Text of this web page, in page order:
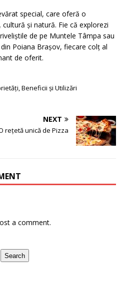
special, care oferă o
și natură. Fie că explorezi
de pe Muntele Tâmpa sau
Poiana Brașov, fiecare colț al
de oferit.
Beneficii și Utilizări
NEXT
rețetă unică de Pizza
a comment.
Search